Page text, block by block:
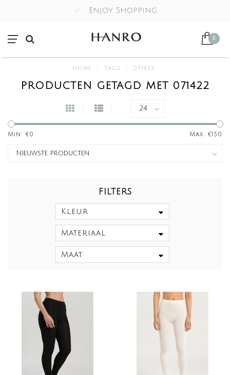
Enjoy Shopping
0
Home Tags 071422
PRODUCTEN GETAGD MET 071422
Min: €0 Max: €150
FILTERS
Kleur
Materiaal
Maat